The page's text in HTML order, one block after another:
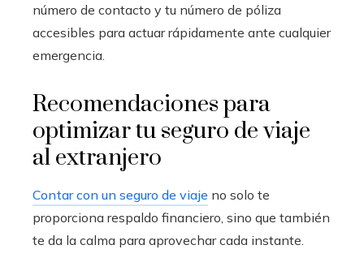
número de contacto y tu número de póliza
accesibles para actuar rápidamente ante cualquier
emergencia.
Recomendaciones para
optimizar tu seguro de viaje
al extranjero
Contar con un seguro de viaje no solo te
proporciona respaldo financiero, sino que también
te da la calma para aprovechar cada instante.